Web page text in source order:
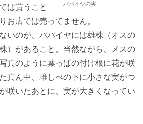
パパイヤの実
は貰うこと
お店では売ってません。
いのが、パパイヤには雄株（オスの
）があること。当然ながら、メスの
真のように葉っぱの付け根に花が咲
真ん中、雌しべの下に小さな実がつ
咲いたあとに、実が大きくなってい